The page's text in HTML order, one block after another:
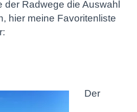
der Radwege die Auswahl
hier meine Favoritenliste
Der